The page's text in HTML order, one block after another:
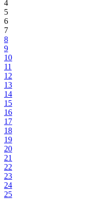
4
5
6
7
8
9
10
11
12
13
14
15
16
17
18
19
20
21
22
23
24
25